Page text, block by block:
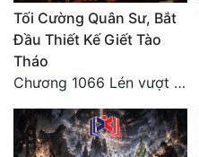
Tối Cường Quân Sư, Bắt
Đầu Thiết Kế Giết Tào
Tháo
Chương 1066 Lén vượt Nam Bì, đánh thẳng Nghiệp Thành (2/2)